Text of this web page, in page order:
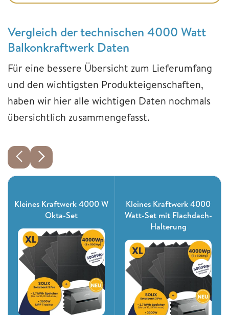
Vergleich der technischen 4000 Watt
Balkonkraftwerk Daten
Für eine bessere Übersicht zum Lieferumfang
und den wichtigsten Produkteigenschaften,
haben wir hier alle wichtigen Daten nochmals
übersichtlich zusammengefasst.
Kleines Kraftwerk 4000 W
Okta-Set
Kleines Kraftwerk 4000
Watt-Set mit Flachdach-
Halterung